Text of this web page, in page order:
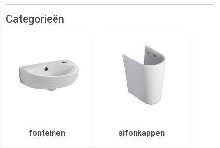
Categorieën
fonteinen sifonkappen